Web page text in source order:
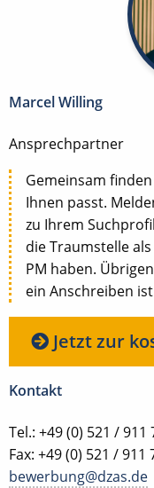
Marcel Willing
Ansprechpartner
Gemeinsam
Ihnen passt.
zu Ihrem
die Traumstelle als
PM haben.
ein Anschreiben
Jetzt zur
Kontakt
Tel.: +49 (0) 521 / 911
Fax: +49 (0) 521 / 911
bewerbung@dzas.de